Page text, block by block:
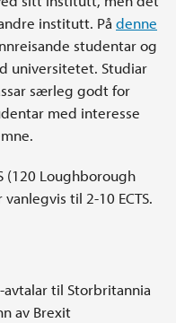
institutt. På denne
studentar og
universitetet. Studiar
særleg godt for
med interesse
(120 Loughborough
til 2-10 ECTS.
avtalar til Storbritannia
av Brexit